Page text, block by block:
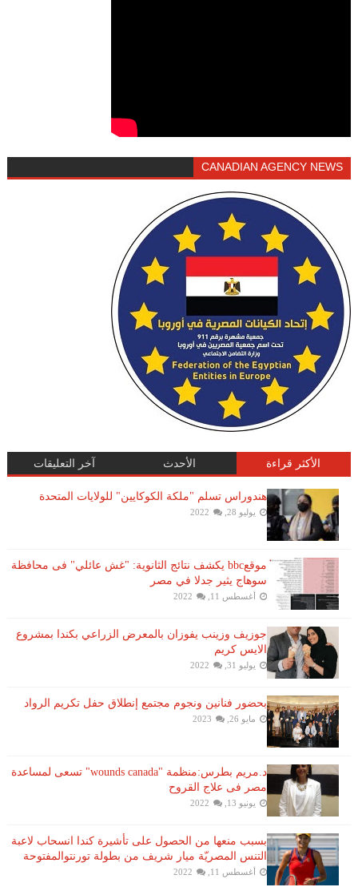
CANADIAN AGENCY NEWS
الأكثر قراءة الأحدث آخر التعليقات
هندوراس تسلم "ملكة الكوكايين" للولايات المتحدة
يوليو 28, 2022
موقعbbc يكشف نتائج الثانوية: "غش عائلي" فى محافظة
سوهاج يثير جدلا في مصر
أغسطس 11, 2022
جوزيف وزينب يفوزان بالمعرض الزراعي بكندا بمشروع
الايس كريم
يوليو 31, 2022
بحضور فنانين ونجوم مجتمع إنطلاق حفل تكريم الرواد
مايو 26, 2023
د.مريم بطرس:منظمة "wounds canada" تسعى لمساعدة
مصر فى علاج القروح
يونيو 13, 2022
بسبب منعها من الحصول على تأشيرة كندا انسحاب لاعبة ​
التنس​ المصريّة ​ميار شريف​ من بطولة ​تورنتو​المفتوحة
أغسطس 11, 2022